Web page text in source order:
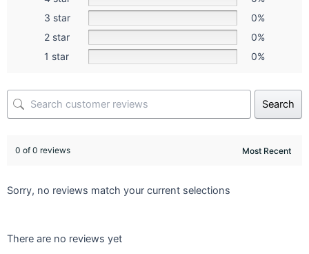
3 star
0%
2 star
0%
1 star
0%
Search
0 of 0 reviews
Sorry, no reviews match your current selections
There are no reviews yet